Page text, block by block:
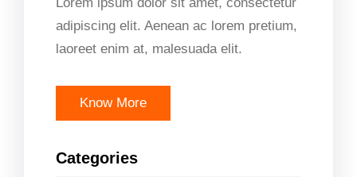
adipiscing elit. Aenean ac lorem pretium,
laoreet enim at, malesuada elit.
Know More
Categories